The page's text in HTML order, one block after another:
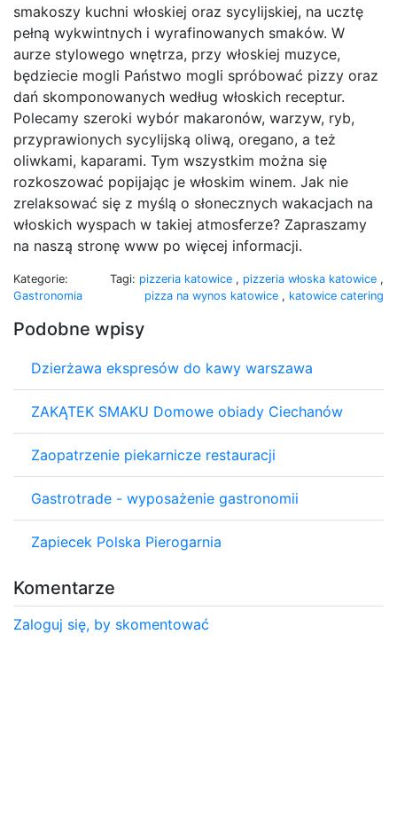
smakoszy kuchni włoskiej oraz sycylijskiej, na ucztę
pełną wykwintnych i wyrafinowanych smaków. W
aurze stylowego wnętrza, przy włoskiej muzyce,
będziecie mogli Państwo mogli spróbować pizzy oraz
dań skomponowanych według włoskich receptur.
Polecamy szeroki wybór makaronów, warzyw, ryb,
przyprawionych sycylijską oliwą, oregano, a też
oliwkami, kaparami. Tym wszystkim można się
rozkoszować popijając je włoskim winem. Jak nie
zrelaksować się z myślą o słonecznych wakacjach na
włoskich wyspach w takiej atmosferze? Zapraszamy
na naszą stronę www po więcej informacji.
Kategorie:
Gastronomia
Tagi: pizzeria katowice , pizzeria włoska katowice ,
pizza na wynos katowice , katowice catering
Podobne wpisy
Dzierżawa ekspresów do kawy warszawa
ZAKĄTEK SMAKU Domowe obiady Ciechanów
Zaopatrzenie piekarnicze restauracji
Gastrotrade - wyposażenie gastronomii
Zapiecek Polska Pierogarnia
Komentarze
Zaloguj się, by skomentować